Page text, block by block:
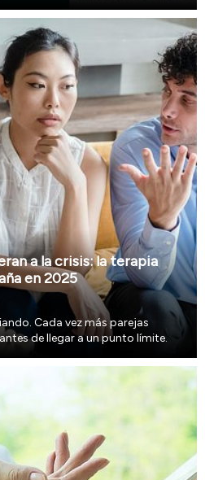
trastorno de ansied...
a la crisis: la terapia
en 2025
Cada vez más parejas
de llegar a un punto límite.